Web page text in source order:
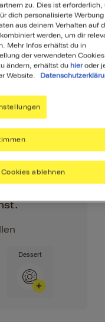
Körper mit
Dessert
zu. Dies ist erforderlich,
dich personalisierte
aus deinem Verhalten auf
werden, um dir
Mehr Infos erhältst du in
der verwendeten
ändern, erhältst du hieroder
Website.
ablehnen